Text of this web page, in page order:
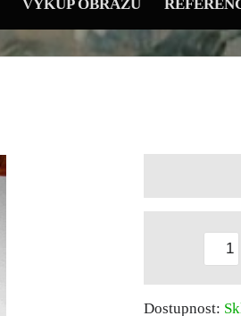
VÝKUP OBRAZŮ
Dostupnost: